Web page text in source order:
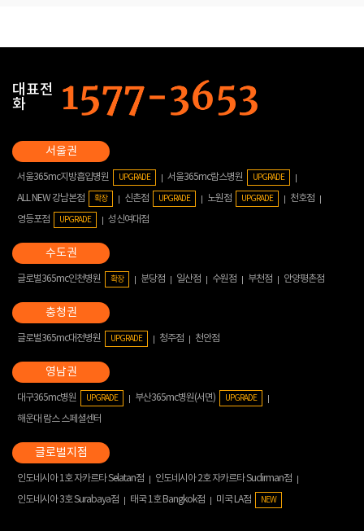
대표전
화
서울365mc지방흡입병원 UPGRADE 서울365mc람스병원 UPGRADE
ALL NEW 강남본점 확장 신촌점 UPGRADE 노원점 UPGRADE
천호점
영등포점
UPGRADE 성신여대점
글로벌365mc인천병원 확장 분당점 일산점 수원점 부천점 안양평촌점
글로벌365mc대전병원 UPGRADE 청주점 천안점
대구365mc병원 UPGRADE 부산365mc병원(서면) UPGRADE
해운대 람스 스페셜센터
인도네시아 1호 자카르타 Selatan점
인도네시아 2호 자카르타 Sudirman점
인도네시아 3호 Surabaya점
태국 1호 Bangkok점 미국 LA점 NEW